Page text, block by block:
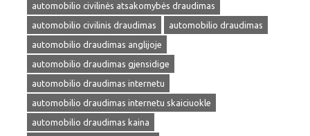
automobilio civilinės atsakomybės draudimas
automobilio civilinis draudimas
automobilio draudimas
automobilio draudimas anglijoje
automobilio draudimas gjensidige
automobilio draudimas internetu
automobilio draudimas internetu skaiciuokle
automobilio draudimas kaina